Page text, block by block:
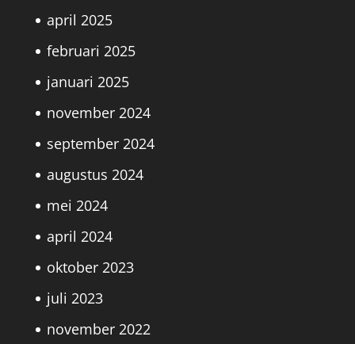
april 2025
februari 2025
januari 2025
november 2024
september 2024
augustus 2024
mei 2024
april 2024
oktober 2023
juli 2023
november 2022